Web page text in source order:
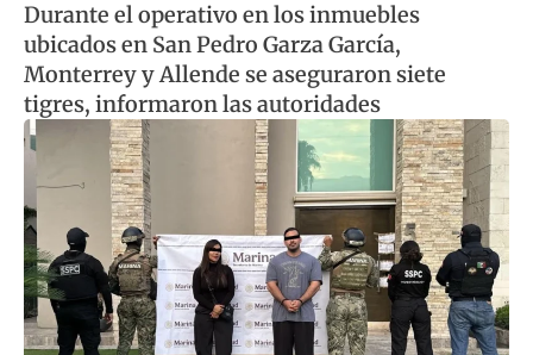
Durante el operativo en los inmuebles
ubicados en San Pedro Garza García,
Monterrey y Allende se aseguraron siete
tigres, informaron las autoridades